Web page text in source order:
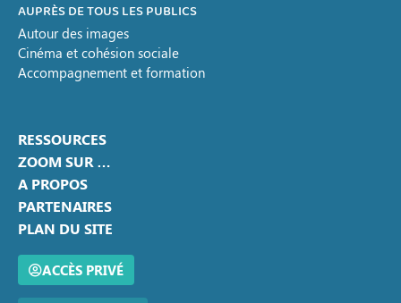
AUPRÈS DE TOUS LES PUBLICS
Autour des images
Cinéma et cohésion sociale
Accompagnement et formation
RESSOURCES
ZOOM SUR …
A PROPOS
PARTENAIRES
PLAN DU SITE
ACCÈS PRIVÉ